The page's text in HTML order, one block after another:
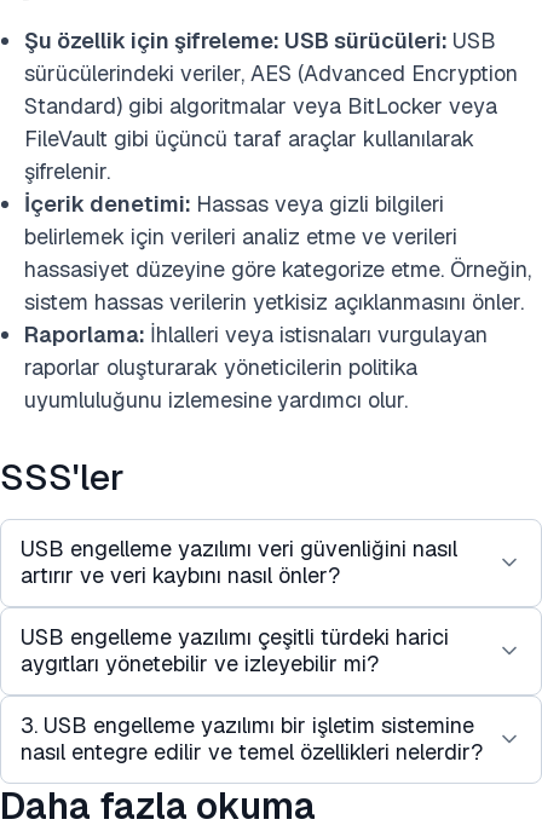
Şu özellik için şifreleme: USB sürücüleri: USB
sürücülerindeki veriler, AES (Advanced Encryption
Standard) gibi algoritmalar veya BitLocker veya
FileVault gibi üçüncü taraf araçlar kullanılarak
şifrelenir.
İçerik denetimi: Hassas veya gizli bilgileri
belirlemek için verileri analiz etme ve verileri
hassasiyet düzeyine göre kategorize etme. Örneğin,
sistem hassas verilerin yetkisiz açıklanmasını önler.
Raporlama: İhlalleri veya istisnaları vurgulayan
raporlar oluşturarak yöneticilerin politika
uyumluluğunu izlemesineyardımcı olur.
SSS'ler
USB engelleme yazılımı veri güvenliğini nasıl
artırır ve veri kaybını nasıl önler?
USB engelleme yazılımı, USB portlarını
engelleyerek ve kişisel USB aygıtlarının ve diğer
güvenliğinde kritik bir rol oynar. Hassas verilerin
yetkisiz transferini korumaya yardımcı olarak veri
sızıntılarını ve potansiyel ihlalleri önler. Otomatik
USB engelleme yazılımı çeşitli türdeki harici
aygıtları yönetebilir ve izleyebilir mi?
Modern USB engelleme çözümleri, yöneticilerin
bağlı tüm USB aygıtları için USB port erişimini
kontrol etmelerine olanak tanıyan kapsamlı aygıt
3. USB engelleme yazılımı bir işletim sistemine
nasıl entegre edilir ve temel özellikleri nelerdir?
USB engelleyici yazılım, uç nokta güvenlik
Daha fazla okuma